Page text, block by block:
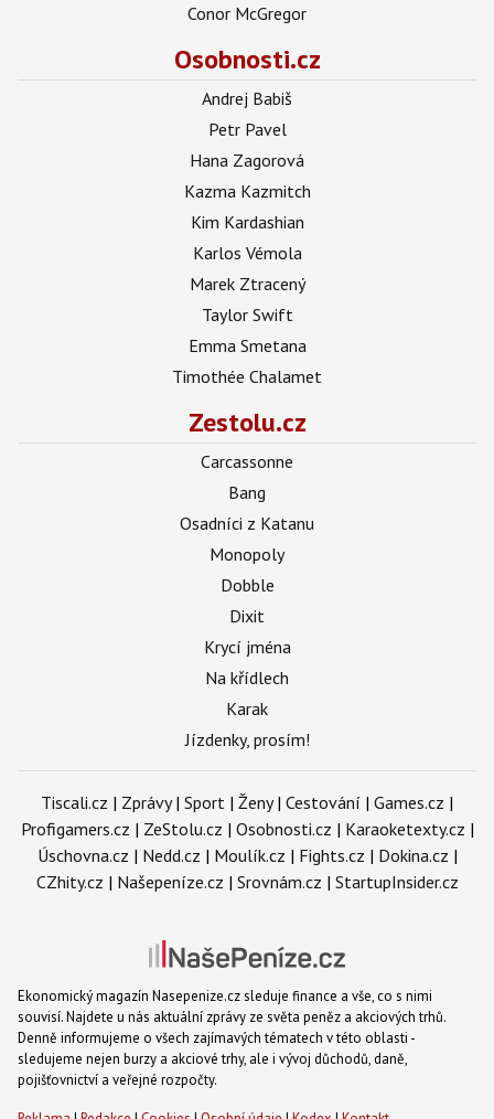
Conor McGregor
Osobnosti.cz
Andrej Babiš
Petr Pavel
Hana Zagorová
Kazma Kazmitch
Kim Kardashian
Karlos Vémola
Marek Ztracený
Taylor Swift
Emma Smetana
Timothée Chalamet
Zestolu.cz
Carcassonne
Bang
Osadníci z Katanu
Monopoly
Dobble
Dixit
Krycí jména
Na křídlech
Karak
Jízdenky, prosím!
Tiscali.cz | Zprávy| Sport | Ženy| Cestování | Games.cz |
Profigamers.cz | ZeStolu.cz | Osobnosti.cz | Karaoketexty.cz |
Úschovna.cz | Nedd.cz | Moulík.cz | Fights.cz | Dokina.cz |
CZhity.cz | Našepeníze.cz | Srovnám.cz | StartupInsider.cz
Ekonomický magazín Nasepenize.cz sleduje finance a vše, co s nimi
souvisí. Najdete u nás aktuální zprávy ze světa peněz a akciových trhů.
Denně informujeme o všech zajímavých tématech v této oblasti -
sledujeme nejen burzy a akciové trhy, ale i vývoj důchodů, daně,
pojišťovnictví a veřejné rozpočty.